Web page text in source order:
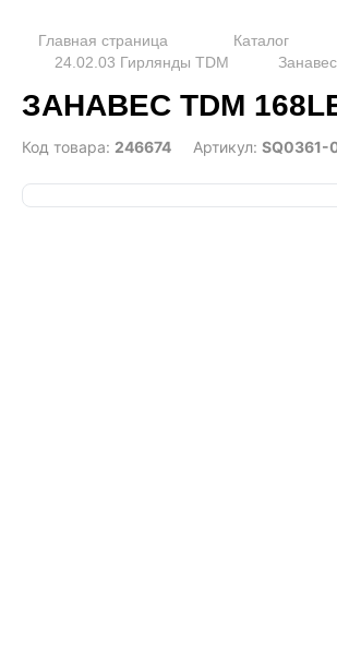
Главная страница Каталог
24.02.03 Гирлянды TDM
ЗАНАВЕС TDM
Код товара: 246674 Артикул: SQ0361-